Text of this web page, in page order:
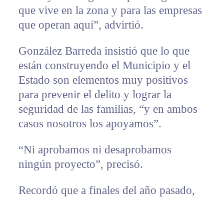
que vive en la zona y para las empresas
que operan aquí”, advirtió.
González Barreda insistió que lo que
están construyendo el Municipio y el
Estado son elementos muy positivos
para prevenir el delito y lograr la
seguridad de las familias, “y en ambos
casos nosotros los apoyamos”.
“Ni aprobamos ni desaprobamos
ningún proyecto”, precisó.
Recordó que a finales del año pasado,